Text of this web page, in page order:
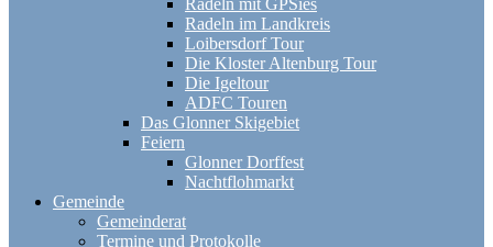
Radeln mit GPSies
Radeln im Landkreis
Loibersdorf Tour
Die Kloster Altenburg Tour
Die Igeltour
ADFC Touren
Das Glonner Skigebiet
Feiern
Glonner Dorffest
Nachtflohmarkt
Gemeinde
Gemeinderat
Termine und Protokolle